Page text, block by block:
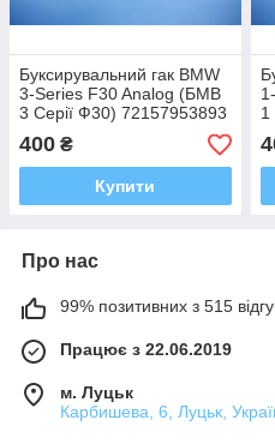
Буксирувальний гак BMW
3-Series F30 Analog (БМВ
3 Серії Ф30) 72157953893
400 ₴
Купити
1
Про нас
99% позитивних з 515
Працює з 22.06.2019
м. Луцьк
Карбишева, 6, Луцьк,